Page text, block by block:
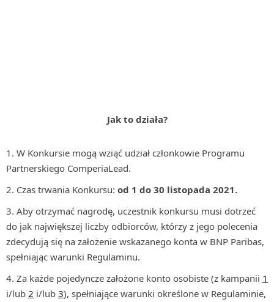
Jak to działa?
W Konkursie mogą wziąć udział członkowie Programu
Partnerskiego ComperiaLead.
Czas trwania Konkursu: od 1 do 30 listopada 2021.
Aby otrzymać nagrodę, uczestnik konkursu musi dotrzeć
do jak największej liczby odbiorców, którzy z jego polecenia
zdecydują się na założenie wskazanego konta w BNP Paribas,
spełniając warunki Regulaminu.
Za każde pojedyncze założone konto osobiste (z kampanii 1
i/lub 2 i/lub 3), spełniające warunki określone w Regulaminie,